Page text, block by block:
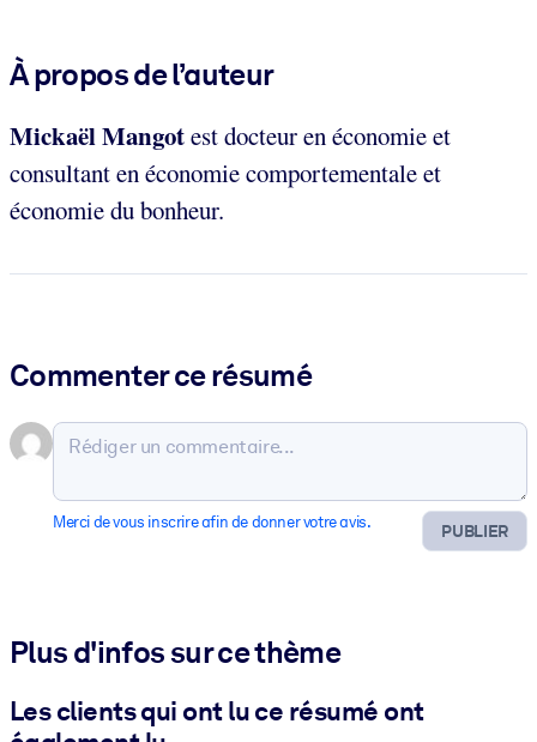
À propos de l’auteur
Mickaël Mangotest docteur en économie et
consultant en économie comportementale et
économie du bonheur.
Commenter ce résumé
PUBLIER
Merci de vous inscrire afin de donner votre avis.
Plus d'infos sur ce thème
Les clients qui ont lu ce résumé ont